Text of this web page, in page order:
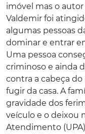
imóvel mas o autor
Valdemir foi
algumas pessoas
dominar e entrar
Uma pessoa
criminoso e ainda
contra a cabeça
fugir da casa. A
gravidade dos
veículo e o deixou
Atendimento